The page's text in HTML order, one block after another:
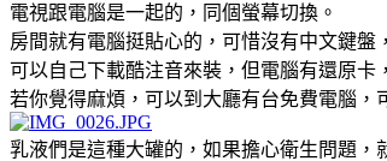
電視跟電腦是一起的，同個螢幕切換。
房間就有電腦挺貼心的，可惜沒有中文鍵盤
可以自己下載酷注音來裝，但電腦有還原卡
若你覺得麻煩，可以到大廳有台免費電腦
乳液們是這種大罐的，如果擔心衛生問題，